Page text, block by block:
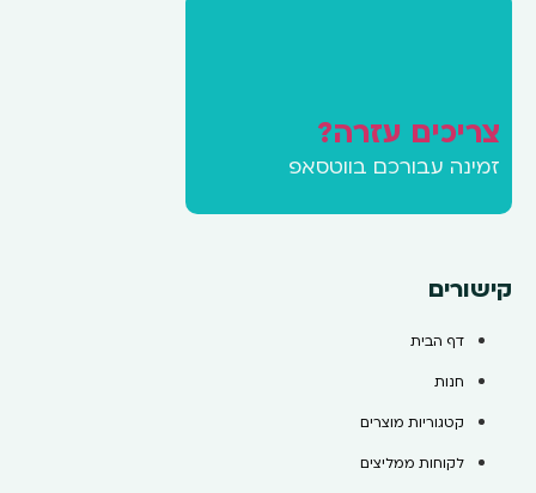
צריכים עזרה?
זמינה עבורכם בווטסאפ
קישורים
דף הבית
חנות
קטגוריות מוצרים
לקוחות ממליצים